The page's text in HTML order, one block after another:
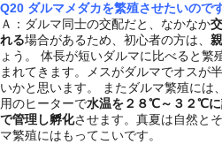
Q20 ダルマメダカを繁殖させたいので
Ａ：ダルマ同士の交配だと、なかなか
れる場合があるため、初心者の方は、
ょう。 体長が短いダルマに比べると繁
まれてきます。メスがダルマでオスが
いかと思います。 またダルマ繁殖には、
用のヒーターで水温を２８℃～３２℃に
で管理し孵化させます。真夏は自然と
マ繁殖にはもってこいです。